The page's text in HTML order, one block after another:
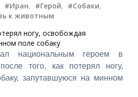
#Иран, #Герой, #Собаки,
к животным
ногу, освобождая
поле собаку
национальным героем в
того, как потерял ногу,
запутавшуюся на минном